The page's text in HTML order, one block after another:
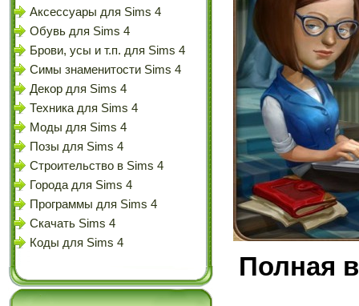
Аксессуары для Sims 4
Обувь для Sims 4
Брови, усы и т.п. для Sims 4
Симы знаменитости Sims 4
Декор для Sims 4
Техника для Sims 4
Моды для Sims 4
Позы для Sims 4
Строительство в Sims 4
Города для Sims 4
Программы для Sims 4
Скачать Sims 4
Коды для Sims 4
Полная